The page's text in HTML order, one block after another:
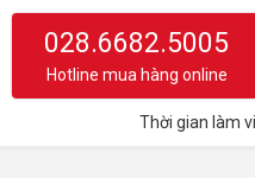
028.6682.5005
Hotline mua hàng online
Thời gian làm